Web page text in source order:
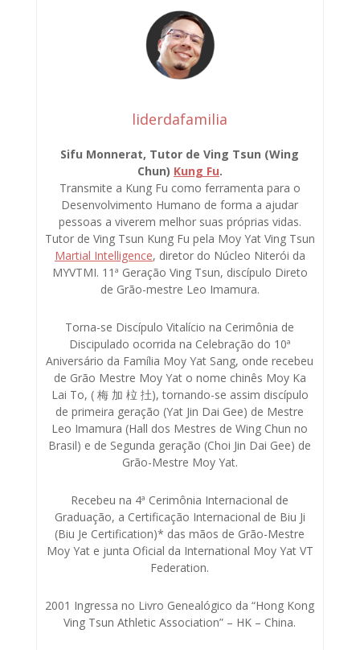
liderdafamilia
Sifu Monnerat, Tutor de Ving Tsun (Wing
Chun) Kung Fu.
Transmite a Kung Fu como ferramenta para o
Desenvolvimento Humano de forma a ajudar
pessoas a viverem melhor suas próprias vidas.
Tutor de Ving Tsun Kung Fu pela Moy Yat Ving Tsun
Martial Intelligence, diretor do Núcleo Niterói da
MYVTMI. 11ª Geração Ving Tsun, discípulo Direto
de Grão-mestre Leo Imamura.
Torna-se Discípulo Vitalício na Cerimônia de
Discipulado ocorrida na Celebração do 10ª
Aniversário da Família Moy Yat Sang, onde recebeu
de Grão Mestre Moy Yat o nome chinês Moy Ka
Lai To, ( 梅 加 柆 扗), tornando-se assim discípulo
de primeira geração (Yat Jin Dai Gee) de Mestre
Leo Imamura (Hall dos Mestres de Wing Chun no
Brasil) e de Segunda geração (Choi Jin Dai Gee) de
Grão-Mestre Moy Yat.
Recebeu na 4ª Cerimônia Internacional de
Graduação, a Certificação Internacional de Biu Ji
(Biu Je Certification)* das mãos de Grão-Mestre
Moy Yat e junta Oficial da International Moy Yat VT
Federation.
2001 Ingressa no Livro Genealógico da “Hong Kong
Ving Tsun Athletic Association” – HK – China.